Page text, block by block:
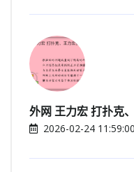
外网 王力宏 打扑克
2026-02-24 11:59:00